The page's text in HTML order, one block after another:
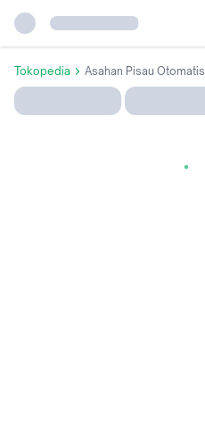
Tokopedia Asahan Pisau Otomatis